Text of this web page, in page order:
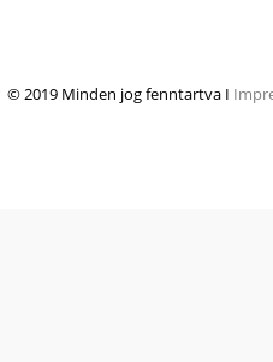
© 2019 Minden jog fenntartva I